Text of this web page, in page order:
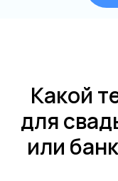
Какой
для
или